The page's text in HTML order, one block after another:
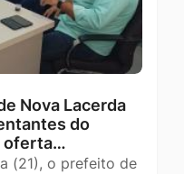
Nova Lacerda
do
oferta…
(21), o prefeito de